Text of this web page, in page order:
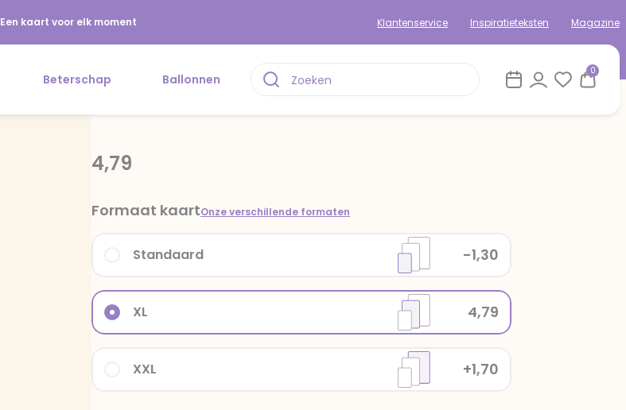
Een kaart voor elk moment Klantenservice Inspiratieteksten Magazine
Beterschap Ballonnen
0
4,79
Formaat kaartOnze verschillende formaten
XXL +1,70
XL 4,79
Standaard -1,30